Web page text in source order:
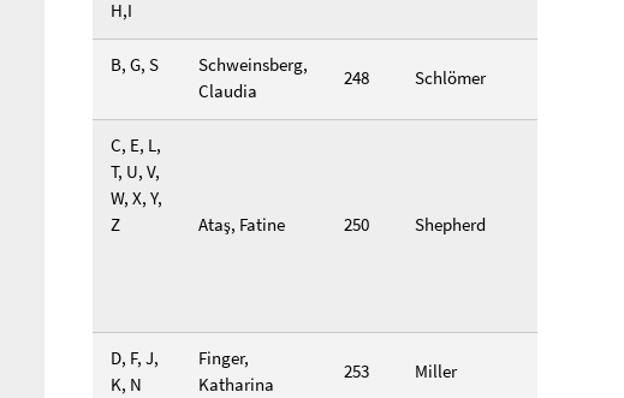
H,I
B, G, S
Schweinsberg,
Claudia
248 Schlömer
C, E, L,
T, U, V,
W, X, Y,
Z
Ataş, Fatine 250 Shepherd
D, F, J,
K, N
Finger,
Katharina
253 Miller